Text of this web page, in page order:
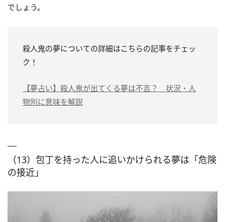
でしょう。
殺人鬼の夢についての詳細はこちらの記事をチェッ
ク！
【夢占い】殺人鬼が出てくる夢は不吉？ 状況・人
物別に意味を解説
（13）包丁を持った人に追いかけられる夢は「危険
の接近」